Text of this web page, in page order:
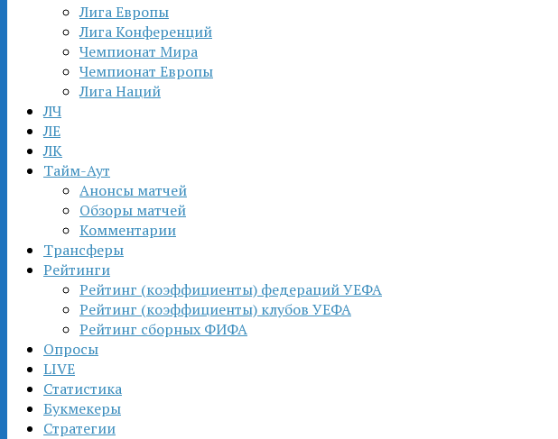
Лига Европы
Лига Конференций
Чемпионат Мира
Чемпионат Европы
Лига Наций
ЛЧ
ЛЕ
ЛК
Тайм-Аут
Анонсы матчей
Обзоры матчей
Комментарии
Трансферы
Рейтинги
Рейтинг (коэффициенты) федераций УЕФА
Рейтинг (коэффициенты) клубов УЕФА
Рейтинг сборных ФИФА
Опросы
LIVE
Статистика
Букмекеры
Стратегии